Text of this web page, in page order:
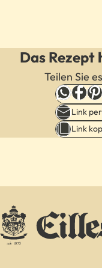
Das Rezept
Teilen Sie
Link
Link